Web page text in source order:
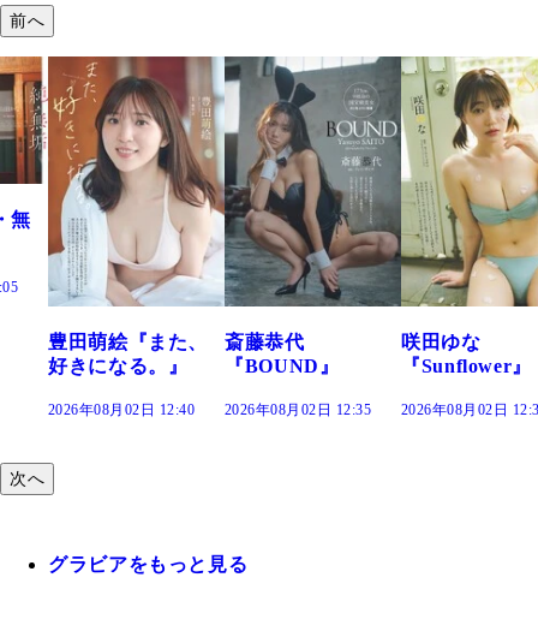
前へ
『また、
る。』
02日 12:40
斎藤恭代
『BOUND』
2026年08月02日 12:35
咲田ゆな
『Sunflower』
2026年08月02日 12:30
藤水咲
だまり』
2026年08
次へ
グラビアをもっと見る